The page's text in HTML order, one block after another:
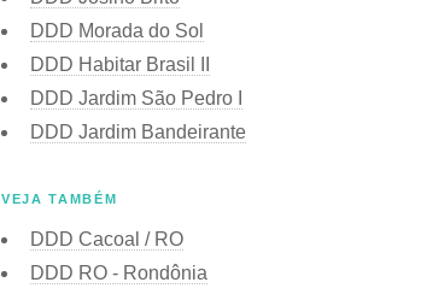
DDD Morada do Sol
DDD Habitar Brasil II
DDD Jardim São Pedro I
DDD Jardim Bandeirante
VEJA TAMBÉM
DDD Cacoal / RO
DDD RO - Rondônia